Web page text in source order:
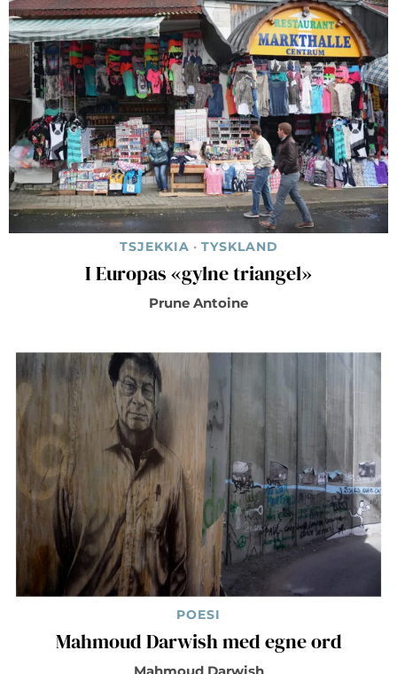
TSJEKKIA · TYSKLAND
I Europas «gylne triangel»
Prune Antoine
POESI
Mahmoud Darwish med egne ord
Mahmoud Darwish